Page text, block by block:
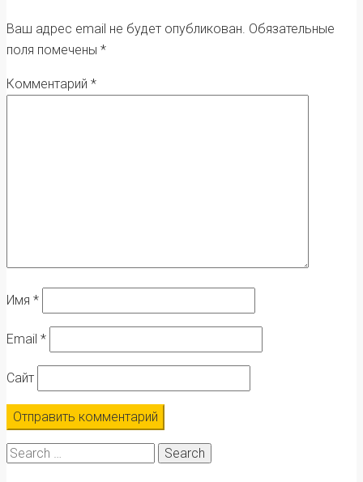
Ваш адрес email не будет опубликован. Обязательные
поля помечены *
Комментарий *
Имя *
Email *
Сайт
Search